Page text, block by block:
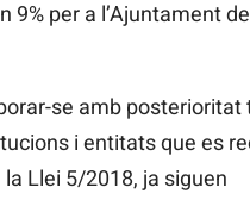
9% per a l’Ajuntament de
se amb posterioritat
i entitats que es
la Llei 5/2018, ja siguen